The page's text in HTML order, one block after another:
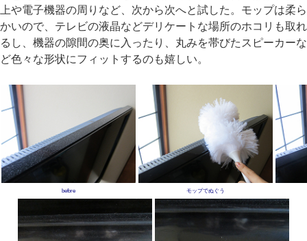
上や電子機器の周りなど、次から次へと試した。モップは柔ら
かいので、テレビの液晶などデリケートな場所のホコリも取れ
るし、機器の隙間の奥に入ったり、丸みを帯びたスピーカーな
ど色々な形状にフィットするのも嬉しい。
before モップでぬぐう